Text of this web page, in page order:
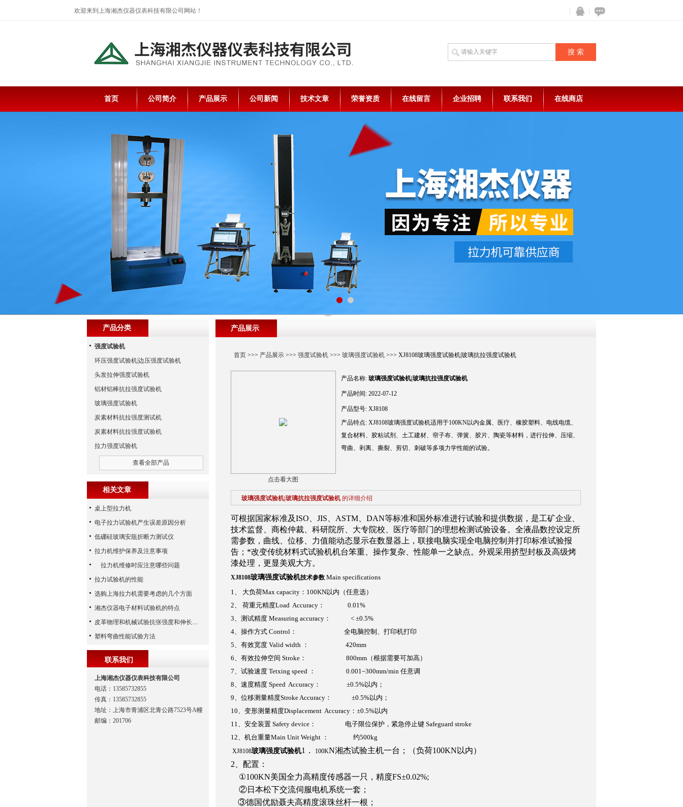
欢迎来到上海湘杰仪器仪表科技有限公司网站！
首页 公司简介 产品展示 公司新闻 技术文章 荣誉资质 在线留言 企业招聘 联系我们 在线商店
产品展示
首页>>> 产品展示>>> 强度试验机>>> 玻璃强度试验机>>> XJ8108玻璃强度试验机|玻璃抗拉强度试验机
点击看大图
产品名称: 玻璃强度试验机|玻璃抗拉强度试验机
产品时间: 2022-07-12
产品型号: XJ8108
产品特点: XJ8108玻璃强度试验机适用于100KN以内金属、医疗、橡胶塑料、电线电缆、
复合材料、胶粘试剂、土工建材、帘子布、弹簧、胶片、陶瓷等材料，进行拉伸、压缩、
弯曲、剥离、撕裂、剪切、刺破等多项力学性能的试验。
玻璃强度试验机|玻璃抗拉强度试验机 的详细介绍
可根据国家标准及ISO、JIS、ASTM、DAN等标准和国外标准进行试验和提供数据，是工矿企业、
技术监督、商检仲裁、科研院所、大专院校、医疗等部门的理想检测试验设备。全液晶数控设定所
需参数，曲线、位移、力值能动态显示在数显器上，联接电脑实现全电脑控制并打印标准试验报
告；*改变传统材料式试验机机台笨重、操作复杂、性能单一之缺点。外观采用挤型封板及高级烤
漆处理，更显美观大方。
XJ8108玻璃强度试验机技术参数Main specifications
1、 大负荷Max capacity：100KN以内 （任意选）
2、 荷重元精度Load Accuracy：
0.01%
3、测试精度Measuring accuracy：
< ±0.5%
4、操作方式Control：
全电脑控制、打印机打印
5、有效宽度Valid width ：
420mm
6、有效拉伸空间 Stroke： 800mm（根据需要可加高）
7、试验速度Tetxing speed ： 0.001~300mm/min 任意调
8、速度精度Speed Accuracy： ±0.5%以内；
9、位移测量精度Stroke Accuracy： ±0.5%以内；
10、变形测量精度Displacement Accuracy： ±0.5%以内
11、安全装置Safety device： 电子限位保护，紧急停止键Safeguard stroke
12、 机台重量Main Unit Weight ： 约500kg
XJ8108玻璃强度试验机1 ． 100KN湘杰试验主机一台；（负荷100KN以内）
2 、配置：
①100KN美国全力高精度传感器一只，精度FS±0.02%;
②日本松下交流伺服电机系统一套；
③德国优励聂夫高精度滚珠丝杆一根；
产品分类
强度试验机
环压强度试验机|边压强度试验机
头发拉伸强度试验机
铝材铝棒抗拉强度试验机
玻璃强度试验机
炭素材料抗拉强度测试机
炭素材料抗拉强度试验机
拉力强度试验机
查看全部产品
相关文章
桌上型拉力机
电子拉力试验机产生误差原因分析
低硼硅玻璃安瓿折断力测试仪
拉力机维护保养及注意事项
拉力机维修时应注意哪些问题
拉力试验机的性能
选购上海拉力机需要考虑的几个方面
湘杰仪器电子材料试验机的特点
皮革物理和机械试验抗张强度和伸长率的测定
塑料弯曲性能试验方法
联系我们
上海湘杰仪器仪表科技有限公司
电话：13585732855
传真：13585732855
地址：上海市青浦区北青公路7523号A幢
邮编：201706